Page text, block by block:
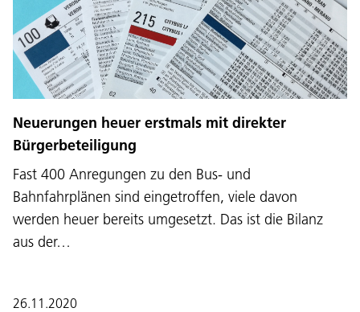
Neuerungen heuer erstmals mit direkter
Bürgerbeteiligung
Fast 400 Anregungen zu den Bus- und
Bahnfahrplänen sind eingetroffen, viele davon
werden heuer bereits umgesetzt. Das ist die Bilanz
aus der…
26.11.2020